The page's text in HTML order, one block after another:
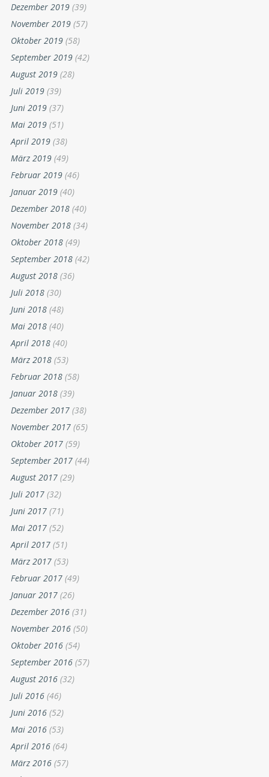
Dezember 2019 (39)
November 2019 (57)
Oktober 2019 (58)
September 2019 (42)
August 2019 (28)
Juli 2019 (39)
Juni 2019 (37)
Mai 2019 (51)
April 2019 (38)
März 2019 (49)
Februar 2019 (46)
Januar 2019 (40)
Dezember 2018 (40)
November 2018 (34)
Oktober 2018 (49)
September 2018 (42)
August 2018 (36)
Juli 2018 (30)
Juni 2018 (48)
Mai 2018 (40)
April 2018 (40)
März 2018 (53)
Februar 2018 (58)
Januar 2018 (39)
Dezember 2017 (38)
November 2017 (65)
Oktober 2017 (59)
September 2017 (44)
August 2017 (29)
Juli 2017 (32)
Juni 2017 (71)
Mai 2017 (52)
April 2017 (51)
März 2017 (53)
Februar 2017 (49)
Januar 2017 (26)
Dezember 2016 (31)
November 2016 (50)
Oktober 2016 (54)
September 2016 (57)
August 2016 (32)
Juli 2016 (46)
Juni 2016 (52)
Mai 2016 (53)
April 2016 (64)
März 2016 (57)